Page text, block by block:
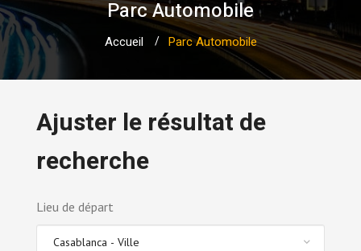
Parc Automobile
Accueil Parc Automobile
Ajuster le résultat de
recherche
Lieu de départ